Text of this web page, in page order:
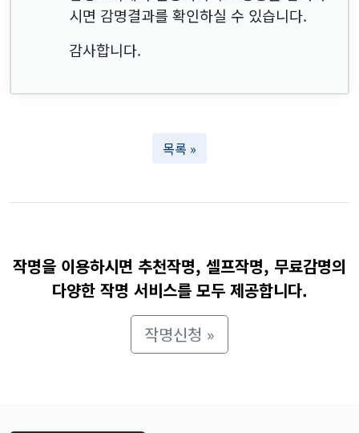
시면 감명결과를 확인하실 수 있습니다.
감사합니다.
목록 »
작명을 이용하시면 추천작명, 셀프작명, 무료감명의
다양한 작명 서비스를 모두 제공합니다.
작명신청 »